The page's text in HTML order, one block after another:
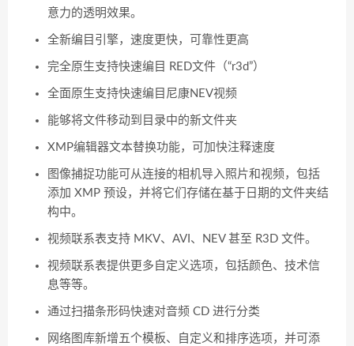
意力的透明效果。
全新编目引擎，速度更快，可靠性更高
完全原生支持快速编目 RED文件（“r3d”）
全面原生支持快速编目尼康NEV视频
能够将文件移动到目录中的新文件夹
XMP编辑器文本替换功能，可加快注释速度
图像捕捉功能可从连接的相机导入照片和视频，包括
添加 XMP 预设，并将它们存储在基于日期的文件夹结
构中。
视频联系表支持 MKV、AVI、NEV 甚至 R3D 文件。
视频联系表提供更多自定义选项，包括颜色、技术信
息等等。
通过扫描条形码快速对音频 CD 进行分类
网络图库新增五个模板、自定义和排序选项，并可添